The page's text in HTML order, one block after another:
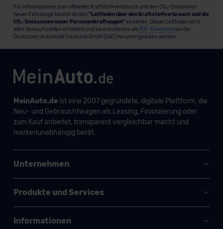
Für Informationen zum offiziellen Kraftstoffverbrauch und den CO₂-Emissionen
neuer Fahrzeuge kannst du den "Leitfaden über den Kraftstoffverbrauch und die
CO₂-Emissionen neuer Personenkraftwagen" einsehen. Dieser Leitfaden ist in
allen Verkaufsstellen erhältlich und kann kostenlos als PDF-Download bei der
Deutschen Automobil Treuhand GmbH (DAT) heruntergeladen werden.
MeinAuto.deist eine 2007 gegründete, digitale Plattform, die
Neu- und Gebrauchtwagen als Leasing, Finanzierung oder
zum Kauf anbietet, transparent vergleichbar macht und
markenunabhängig berät.
Unternehmen
Produkte und Services
Informationen